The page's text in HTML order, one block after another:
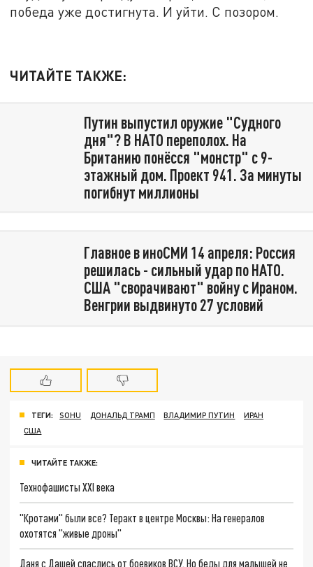
победа уже достигнута. И уйти. С позором.
ЧИТАЙТЕ ТАКЖЕ:
Путин выпустил оружие "Судного
дня"? В НАТО переполох. На
Британию понёсся "монстр" с 9-
этажный дом. Проект 941. За минуты
погибнут миллионы
Главное в иноСМИ 14 апреля: Россия
решилась - сильный удар по НАТО.
США "сворачивают" войну с Ираном.
Венгрии выдвинуто 27 условий
ТЕГИ: SOHU ДОНАЛЬД ТРАМП ВЛАДИМИР ПУТИН
ИРАН
США
ЧИТАЙТЕ ТАКЖЕ:
Технофашисты XXI века
"Кротами" были все? Теракт в центре Москвы: На генералов
охотятся "живые дроны"
Даня с Дашей спаслись от боевиков ВСУ. Но беды для малышей не